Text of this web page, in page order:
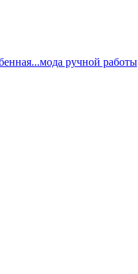
ручной работы